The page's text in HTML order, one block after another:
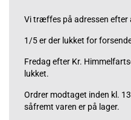
Vi træffes på adressen efter
1/5 er der lukket for
Fredag efter Kr.
lukket.
Ordrer modtaget inden kl.
såfremt varen er på lager.